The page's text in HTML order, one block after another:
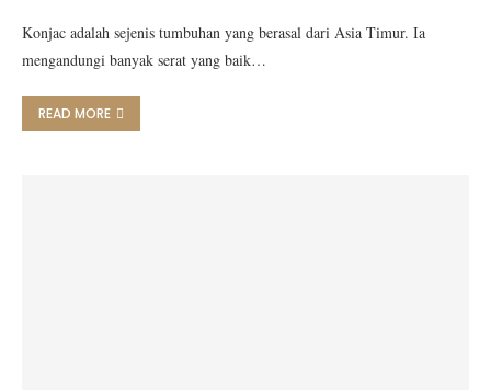
Konjac adalah sejenis tumbuhan yang berasal dari Asia Timur. Ia
mengandungi banyak serat yang baik…
READ MORE